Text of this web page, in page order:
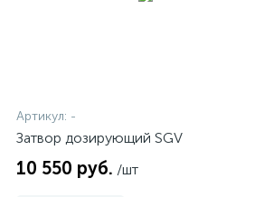
Артикул: -
Затвор дозирующий SGV
10 550 руб. /шт